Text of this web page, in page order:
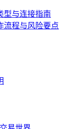
型与连接指南
流程与风险要点